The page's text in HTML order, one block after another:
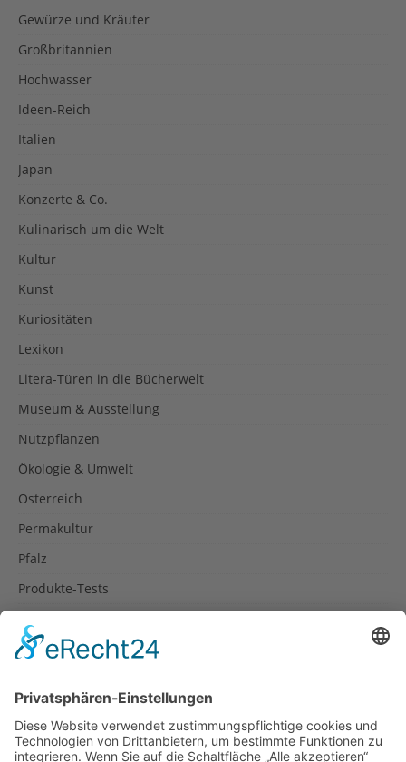
Gewürze und Kräuter
Großbritannien
Hochwasser
Ideen-Reich
Italien
Japan
Konzerte & Co.
Kulinarisch um die Welt
Kultur
Kunst
Kuriositäten
Lexikon
Litera-Türen in die Bücherwelt
Museum & Ausstellung
Nutzpflanzen
Ökologie & Umwelt
Österreich
Permakultur
Pfalz
Produkte-Tests
Rezepte
Spanien
Südtirol